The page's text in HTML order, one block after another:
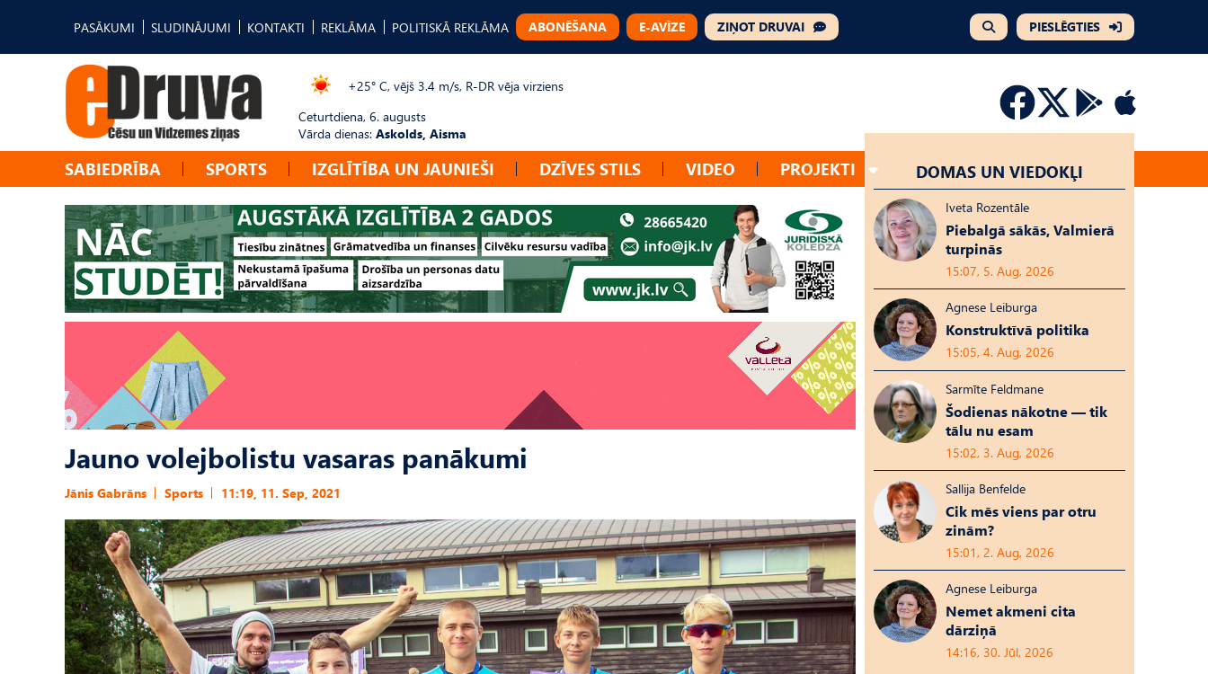
PASĀKUMI SLUDINĀJUMI KONTAKTI REKLĀMA POLITISKĀ REKLĀMA ABONĒŠANA E-AVĪZE ZIŅOT DRUVAI PIESLĒGTIES
+25° C, vējš 3.4 m/s, R-DR vēja virziens
Ceturtdiena, 6. augusts
Vārda dienas: Askolds, Aisma
SABIEDRĪBA SPORTS IZGLĪTĪBA UN JAUNIEŠI DZĪVES STILS VIDEO PROJEKTI
Jauno volejbolistu vasaras panākumi
Jānis Gabrāns Sports 11:19, 11. Sep, 2021
DOMAS UN VIEDOKĻI
Iveta Rozentāle
Piebalgā sākās, Valmierā
turpinās
15:07, 5. Aug, 2026
Agnese Leiburga
Konstruktīvā politika
15:05, 4. Aug, 2026
Sarmīte Feldmane
Šodienas nākotne — tik
tālu nu esam
15:02, 3. Aug, 2026
Sallija Benfelde
Cik mēs viens par otru
zinām?
15:01, 2. Aug, 2026
Agnese Leiburga
Nemet akmeni cita
dārziņā
14:16, 30. Jūl, 2026